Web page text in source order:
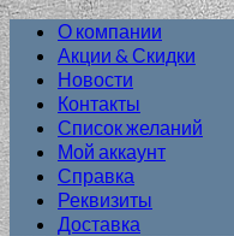
О компании
Акции & Скидки
Новости
Контакты
Список желаний
Мой аккаунт
Справка
Реквизиты
Доставка